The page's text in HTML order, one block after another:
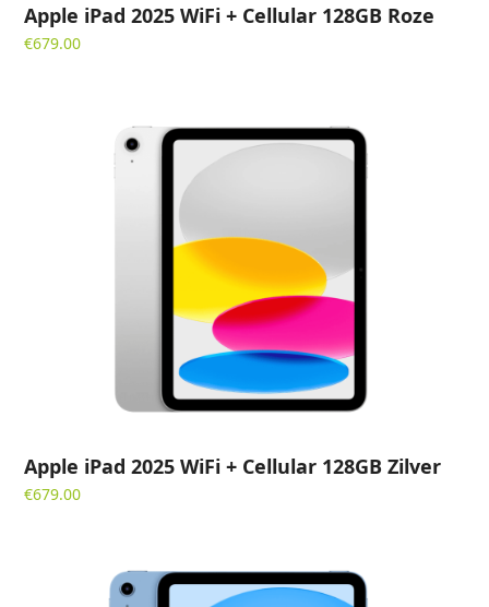
Apple iPad 2025 WiFi + Cellular 128GB Roze
€679.00
Apple iPad 2025 WiFi + Cellular 128GB Zilver
€679.00